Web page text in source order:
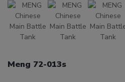
Meng 72-013s